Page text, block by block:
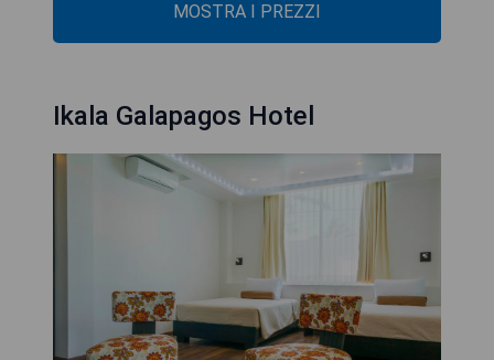
MOSTRA I PREZZI
Ikala Galapagos Hotel